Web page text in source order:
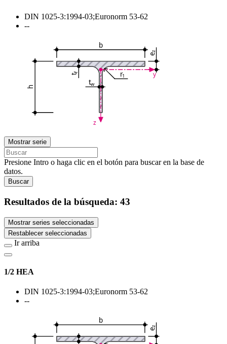
DIN 1025-3:1994-03;Euronorm 53-62
--
b
h
t
f
tw
e
z
r1 y
z
Mostrar serie
Presione Intro o haga clic en el botón para buscar en la base de
datos.
Buscar
Resultados de la búsqueda: 43
Mostrar series seleccionadas
Restablecer seleccionadas
Ir arriba
1/2 HEA
DIN 1025-3:1994-03;Euronorm 53-62
--
b
e
z